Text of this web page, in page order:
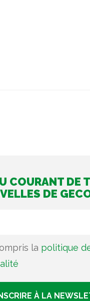
COURANT DE
DE
la politique
À LA